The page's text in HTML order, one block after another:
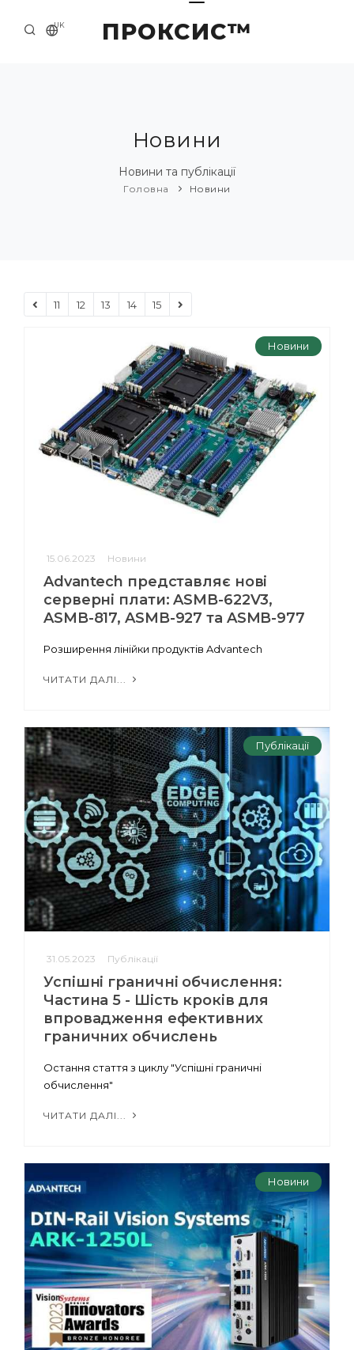
ПРОКСИС™
UK
ПРИКЛАДИ ТА РІШЕННЯ
Новини
Новини та публікації
Головна Новини
11 12 13 14 15
Новини
15.06.2023 Новини
Advantech представляє нові
серверні плати: ASMB-622V3,
ASMB-817, ASMB-927 та ASMB-977
Розширення лінійки продуктів Advantech
ЧИТАТИ ДАЛІ...
Публікації
31.05.2023 Публікації
Успішні граничні обчислення:
Частина 5 - Шість кроків для
впровадження ефективних
граничних обчислень
Остання стаття з циклу "Успішні граничні
обчислення"
ЧИТАТИ ДАЛІ...
Новини